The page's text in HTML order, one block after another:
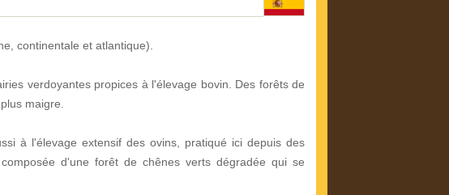
continentale et atlantique).
verdoyantes propices à l'élevage bovin. Des forêts de
maigre.
à l'élevage extensif des ovins, pratiqué ici depuis des
d'une forêt de chênes verts dégradée qui se